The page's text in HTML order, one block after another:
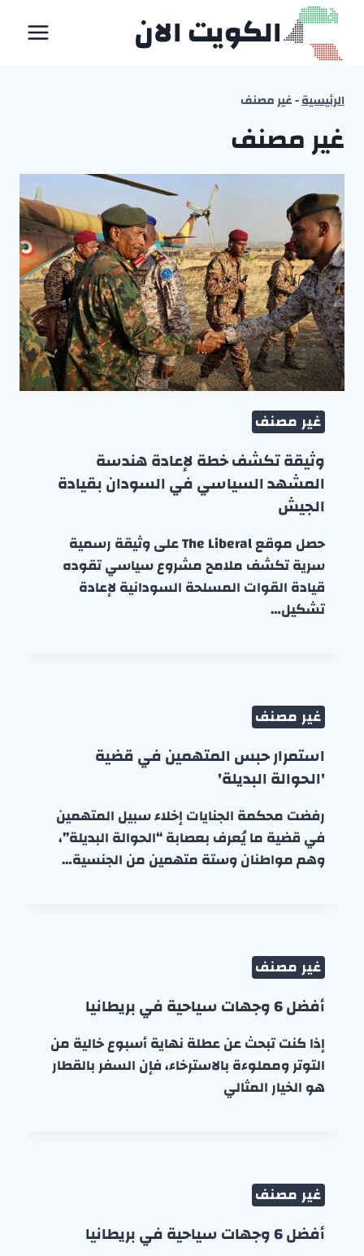
التجاوز
المحتوى
الكويت الان
الرئيسية-غير مصنف
غير مصنف
غير مصنف
وثيقة تكشف خطة لإعادة هندسة
المشهد السياسي في السودان بقيادة
الجيش
حصل موقع The Liberal على وثيقة رسمية
سرية تكشف ملامح مشروع سياسي تقوده
قيادة القوات المسلحة السودانية لإعادة
تشكيل…
غير مصنف
استمرار حبس المتهمين في قضية
'الحوالة البديلة'
رفضت محكمة الجنايات إخلاء سبيل المتهمين
في قضية ما يُعرف بعصابة “الحوالة البديلة”،
وهم مواطنان وستة متهمين من الجنسية…
غير مصنف
أفضل 6 وجهات سياحية في بريطانيا
إذا كنت تبحث عن عطلة نهاية أسبوع خالية من
التوتر ومملوءة بالاسترخاء، فإن السفر بالقطار
هو الخيار المثالي
غير مصنف
أفضل 6 وجهات سياحية في بريطانيا